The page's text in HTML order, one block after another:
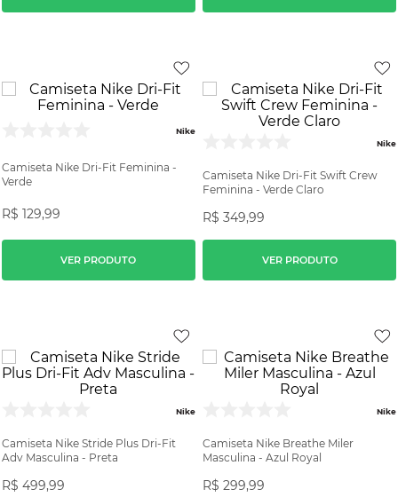
Nike
Camiseta Nike Dri-Fit Feminina -
Verde
R$ 129,99
VER PRODUTO
Nike
Camiseta Nike Dri-Fit Swift Crew
Feminina - Verde Claro
R$ 349,99
VER PRODUTO
Nike
Camiseta Nike Stride Plus Dri-Fit
Adv Masculina - Preta
R$ 499,99
Nike
Camiseta Nike Breathe Miler
Masculina - Azul Royal
R$ 299,99